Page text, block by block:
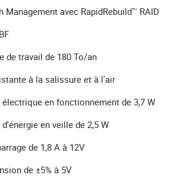
Management avec RapidRebuild™ RAID
de travail de 180 To/an
à la salissure et à l'air
en fonctionnement de 3,7 W
en veille de 2,5 W
de 1,8 A à 12V
de ±5% à 5V